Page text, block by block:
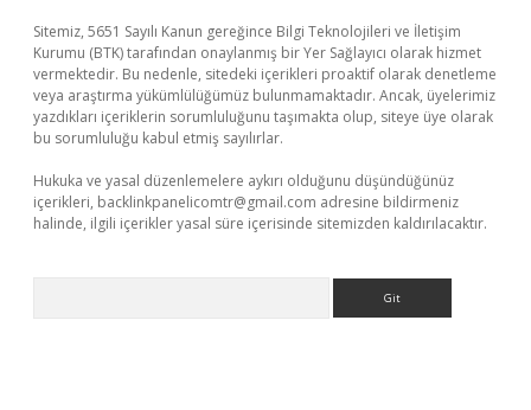
Sitemiz, 5651 Sayılı Kanun gereğince Bilgi Teknolojileri ve İletişim
Kurumu (BTK) tarafından onaylanmış bir Yer Sağlayıcı olarak hizmet
vermektedir. Bu nedenle, sitedeki içerikleri proaktif olarak denetleme
veya araştırma yükümlülüğümüz bulunmamaktadır. Ancak, üyelerimiz
yazdıkları içeriklerin sorumluluğunu taşımakta olup, siteye üye olarak
bu sorumluluğu kabul etmiş sayılırlar.
Hukuka ve yasal düzenlemelere aykırı olduğunu düşündüğünüz
içerikleri, backlinkpanelicomtr@gmail.com adresine bildirmeniz
halinde, ilgili içerikler yasal süre içerisinde sitemizden kaldırılacaktır.